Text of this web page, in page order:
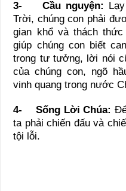
3- Cầu nguyện:
Trời, chúng con phải
gian khổ và thách
giúp chúng con biết
trong tư tưởng, lời nói
của chúng con, ngõ
vinh quang trong nước
4- Sống Lời Chúa:
ta phải chiến đấu và
tội lỗi.